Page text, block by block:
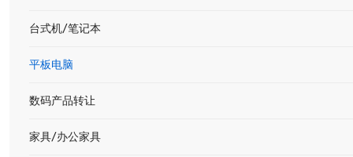
台式机/笔记本
平板电脑
数码产品转让
家具/办公家具